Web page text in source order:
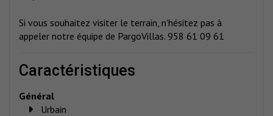
Si vous souhaitez visiter le terrain, n'hésitez pas à
appeler notre équipe de PargoVillas. 958 61 09 61
caractéristiques
Général
Urbain